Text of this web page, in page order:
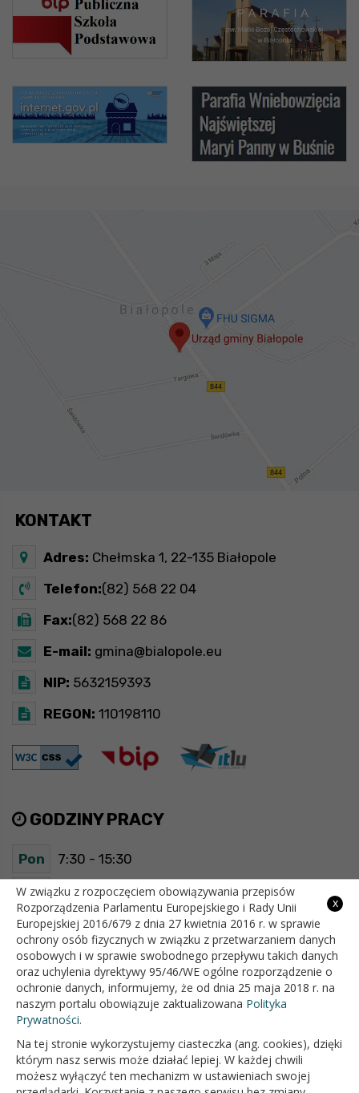
KONTAKT
Adres: Chełmska 1, 22-135 Białopole
Telefon:(82) 568 22 04
Fax:(82) 568 22 86
E-mail: gmina@bialopole.eu
NIP: 5632159393
REGON: 110198110
GODZINY PRACY
Pon 7:30 - 15:30
Wt 7:30 - 15:30
Śr 7:30 - 15:30
Czw 7:30 - 15:30
Pt 7:30 - 15:30
OFICJALNY SERWIS INTERNETOWY GMINY BIAŁOPOLE
x
W związku z rozpoczęciem obowiązywania przepisów
Rozporządzenia Parlamentu Europejskiego i Rady Unii
Europejskiej 2016/679 z dnia 27 kwietnia 2016 r. w sprawie
ochrony osób fizycznych w związku z przetwarzaniem danych
osobowych i w sprawie swobodnego przepływu takich danych
oraz uchylenia dyrektywy 95/46/WE ogólne rozporządzenie o
ochronie danych, informujemy, że od dnia 25 maja 2018 r. na
naszym portalu obowiązuje zaktualizowana Polityka
Prywatności.
Na tej stronie wykorzystujemy ciasteczka (ang. cookies), dzięki
którym nasz serwis może działać lepiej. W każdej chwili
możesz wyłączyć ten mechanizm w ustawieniach swojej